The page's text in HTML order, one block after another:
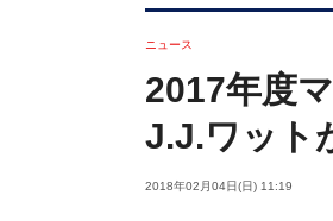
ニュース
2017年度
J.J.ワット
2018年02月04日(日) 11:19